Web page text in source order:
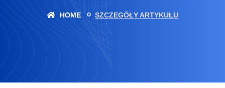
HOME SZCZEGÓŁY ARTYKUŁU